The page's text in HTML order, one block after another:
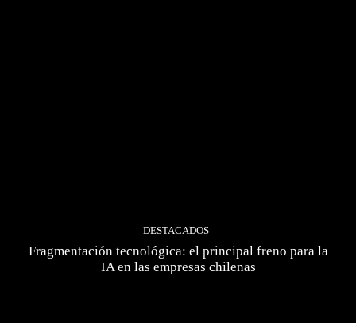
DESTACADOS
Fragmentación tecnológica: el principal freno para la
IA en las empresas chilenas